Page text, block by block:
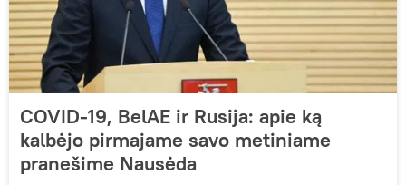
COVID-19, BelAE ir Rusija: apie ką
kalbėjo pirmajame savo metiniame
pranešime Nausėda